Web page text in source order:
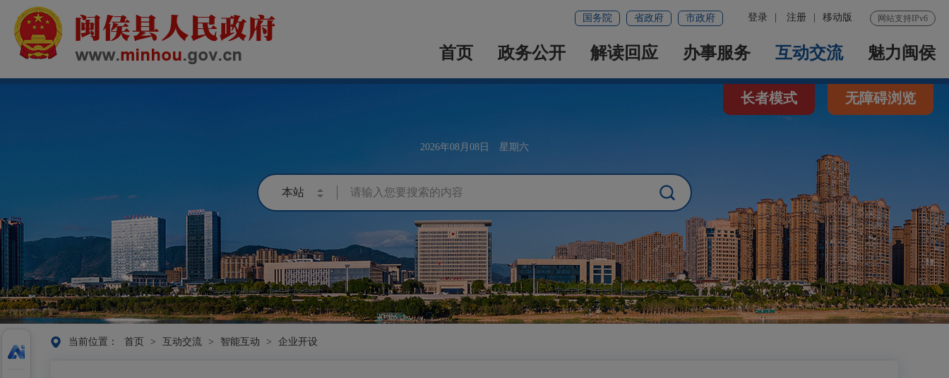
网站支持IPv6
登录 注册 移动版
国务院 省政府 市政府
首页 政务公开 解读回应 办事服务 互动交流 魅力闽侯
2026年08月08日 星期六
长者模式 无障碍浏览
当前位置： 首页 > 互动交流 > 智能互动 > 企业开设